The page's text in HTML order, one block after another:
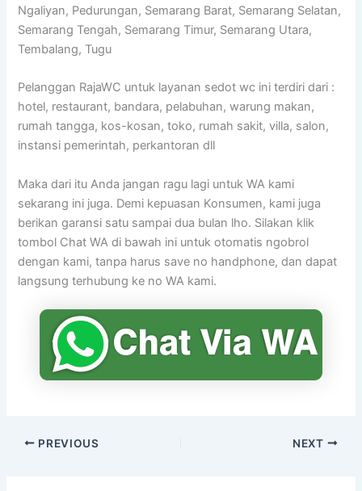
Ngaliyan, Pedurungan, Semarang Barat, Semarang Selatan,
Semarang Tengah, Semarang Timur, Semarang Utara,
Tembalang, Tugu
Pelanggan RajaWC untuk layanan sedot wc ini terdiri dari :
hotel, restaurant, bandara, pelabuhan, warung makan,
rumah tangga, kos-kosan, toko, rumah sakit, villa, salon,
instansi pemerintah, perkantoran dll
Maka dari itu Anda jangan ragu lagi untuk WA kami
sekarang ini juga. Demi kepuasan Konsumen, kami juga
berikan garansi satu sampai dua bulan lho. Silakan klik
tombol Chat WA di bawah ini untuk otomatis ngobrol
dengan kami, tanpa harus save no handphone, dan dapat
langsung terhubung ke no WA kami.
PREVIOUS NEXT